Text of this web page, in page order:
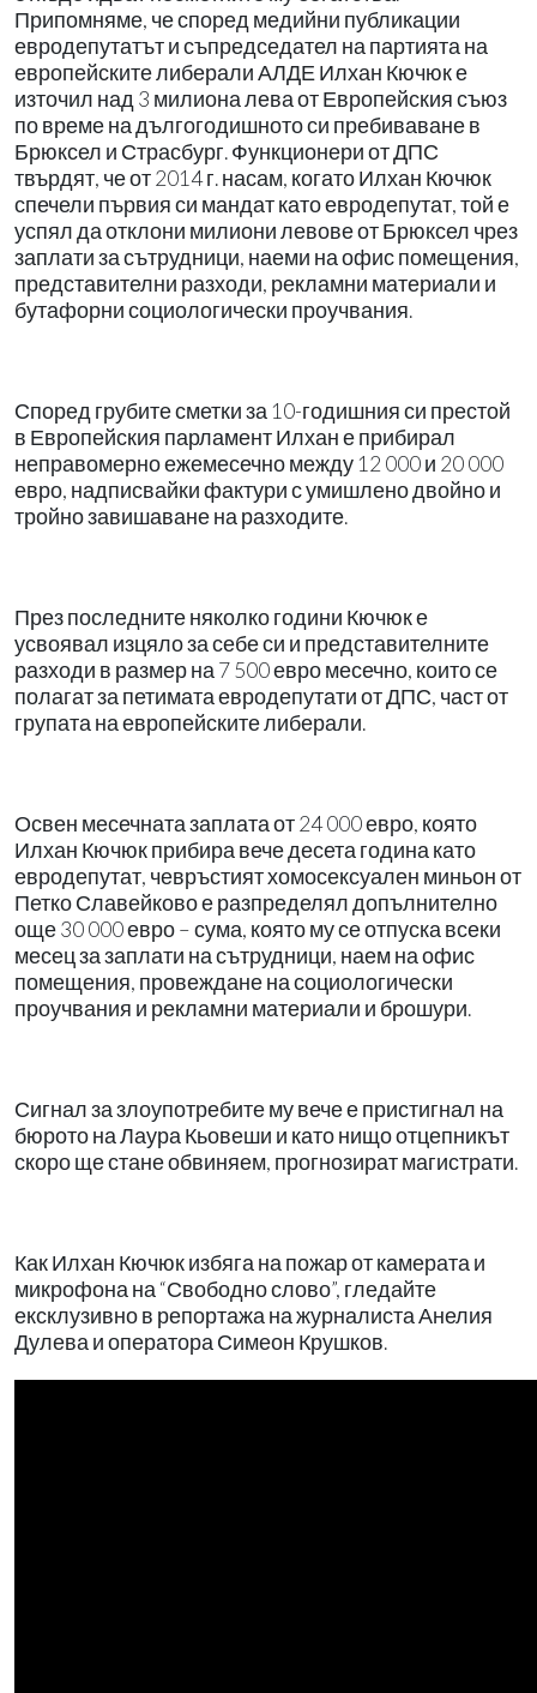
Припомняме, че според медийни публикации
евродепутатът и съпредседател на партията на
европейските либерали АЛДЕ Илхан Кючюк е
източил над 3 милиона лева от Европейския съюз
по време на дългогодишното си пребиваване в
Брюксел и Страсбург. Функционери от ДПС
твърдят, че от 2014 г. насам, когато Илхан Кючюк
спечели първия си мандат като евродепутат, той е
успял да отклони милиони левове от Брюксел чрез
заплати за сътрудници, наеми на офис помещения,
представителни разходи, рекламни материали и
бутафорни социологически проучвания.
Според грубите сметки за 10-годишния си престой
в Европейския парламент Илхан е прибирал
неправомерно ежемесечно между 12 000 и 20 000
евро, надписвайки фактури с умишлено двойно и
тройно завишаване на разходите.
През последните няколко години Кючюк е
усвоявал изцяло за себе си и представителните
разходи в размер на 7 500 евро месечно, които се
полагат за петимата евродепутати от ДПС, част от
групата на европейските либерали.
Освен месечната заплата от 24 000 евро, която
Илхан Кючюк прибира вече десета година като
евродепутат, чевръстият хомосексуален миньон от
Петко Славейково е разпределял допълнително
още 30 000 евро – сума, която му се отпуска всеки
месец за заплати на сътрудници, наем на офис
помещения, провеждане на социологически
проучвания и рекламни материали и брошури.
Сигнал за злоупотребите му вече е пристигнал на
бюрото на Лаура Кьовеши и като нищо отцепникът
скоро ще стане обвиняем, прогнозират магистрати.
Как Илхан Кючюк избяга на пожар от камерата и
микрофона на “Свободно слово”, гледайте
ексклузивно в репортажа на журналиста Анелия
Дулева и оператора Симеон Крушков.